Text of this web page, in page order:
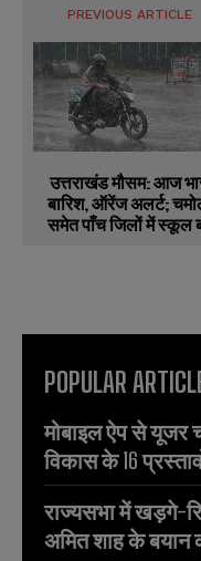
PREVIOUS ARTICLE
उत्तराखंड मौसम: आज
बारिश, ऑरेंज अलर्ट;
समेत पाँच जिलों में स्कूल
POPULAR
मोबाइल ऐप से यूजर
विकास के 16
राज्यसभा में खड़गे-
अमित शाह के बयान